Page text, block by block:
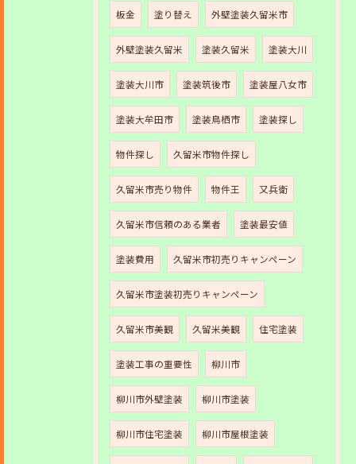
板金 塗り替え 外壁塗装久留米市
外壁塗装久留米 塗装久留米 塗装大川
塗装大川市 塗装筑後市 塗装屋八女市
塗装大牟田市 塗装鳥栖市 塗装探し
物件探し 久留米市物件探し
久留米市売り物件 物件王 又兵衛
久留米市信頼のある業者 塗装最安値
塗装費用 久留米市初売りキャンペーン
久留米市塗装初売りキャンペーン
久留米市美観 久留米美観 住宅塗装
塗装工事の重要性 柳川市
柳川市外壁塗装 柳川市塗装
柳川市住宅塗装 柳川市屋根塗装